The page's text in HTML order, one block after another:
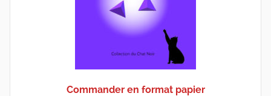
Commander en format papier